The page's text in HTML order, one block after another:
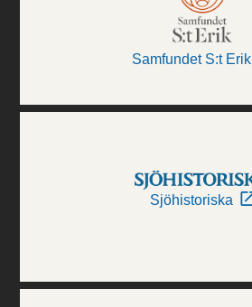
Samfundet S:t Erik
Sjöhistoriska